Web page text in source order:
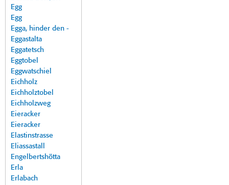
Egg
Egg
Egga, hinder den -
Eggastalta
Eggatetsch
Eggtobel
Eggwatschiel
Eichholz
Eichholztobel
Eichholzweg
Eieracker
Eieracker
Elastinstrasse
Eliassastall
Engelbertshötta
Erla
Erlabach